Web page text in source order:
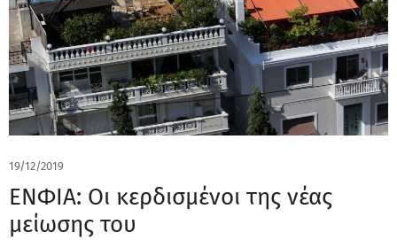
19/12/2019
ΕΝΦΙΑ: Οι κερδισμένοι της νέας
μείωσης του